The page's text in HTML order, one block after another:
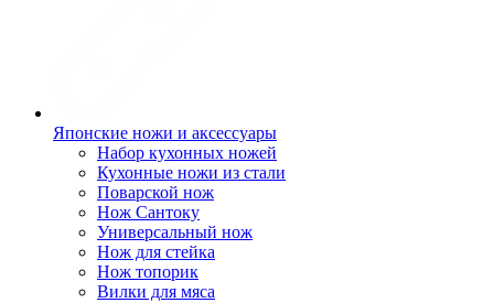
Японские ножи и аксессуары
Набор кухонных ножей
Кухонные ножи из стали
Поварской нож
Нож Сантоку
Универсальный нож
Нож для стейка
Нож топорик
Вилки для мяса